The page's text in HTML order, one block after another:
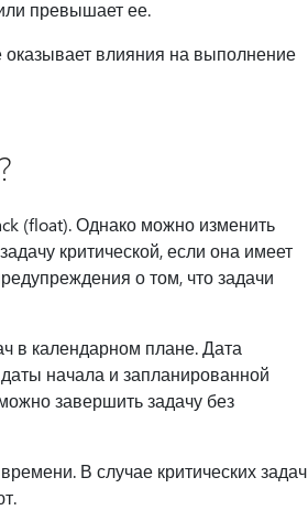
превышает ее.
оказывает влияния на выполнение
(float). Однако можно изменить
критической, если она имеет
о том, что задачи
в календарном плане. Дата
начала и запланированной
завершить задачу без
В случае критических задач